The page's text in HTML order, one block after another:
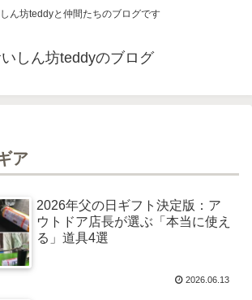
ん坊teddyと仲間たちのブログです
しん坊teddyのブログ
ア
2026年父の日ギフト決定版：ア
ウトドア店長が選ぶ「本当に使え
る」道具4選
2026.06.13